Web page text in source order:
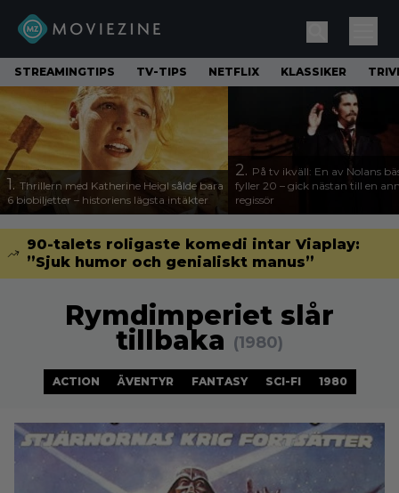
STREAMINGTIPS TV-TIPS NETFLIX KLASSIKER
1. Thrillern med Katherine Heigl sålde bara
6 biobiljetter – historiens lägsta intäkter
2. På tv ikväll: En av Nolans
fyller 20 – gick nästan till en
regissör
90-talets roligaste komedi intar Viaplay:
”Sjuk humor och genialiskt manus”
Rymdimperiet slår
tillbaka (1980)
ACTION ÄVENTYR FANTASY SCI-FI 1980